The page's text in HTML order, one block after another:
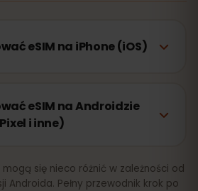
eSIM na iPhone (iOS)
eSIM na Androidzie
i inne)
mogą się nieco różnić w zależności od
Androida. Pełny przewodnik krok po